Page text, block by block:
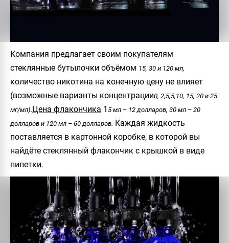
Компания предлагает своим покупателям
стеклянные бутылочки объёмом 15, 30 и 120 мл,
количество никотина на конечную цену не влияет
(возможные варианты концентрации0, 2,5,5,10, 15, 20 и 25
мг/мл).Цена флакончика 1 5 мл – 12 долларов, 30 мл – 20
долларов и 120 мл – 60 долларов. Каждая жидкость
поставляется в картонной коробке, в которой вы
найдёте стеклянный флакончик с крышкой в виде
пипетки.